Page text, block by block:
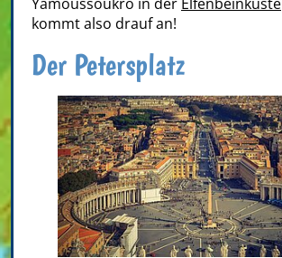
kommt also drauf an!
Der Petersplatz